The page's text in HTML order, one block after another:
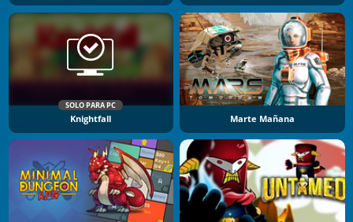
SOLO PARA PC
Knightfall Marte Mañana